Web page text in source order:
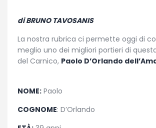
di BRUNO TAVOSANIS
La nostra rubrica ci permette oggi di
meglio uno dei migliori portieri di
del Carnico, Paolo D’Orlando
NOME: Paolo
COGNOME: D’Orlando